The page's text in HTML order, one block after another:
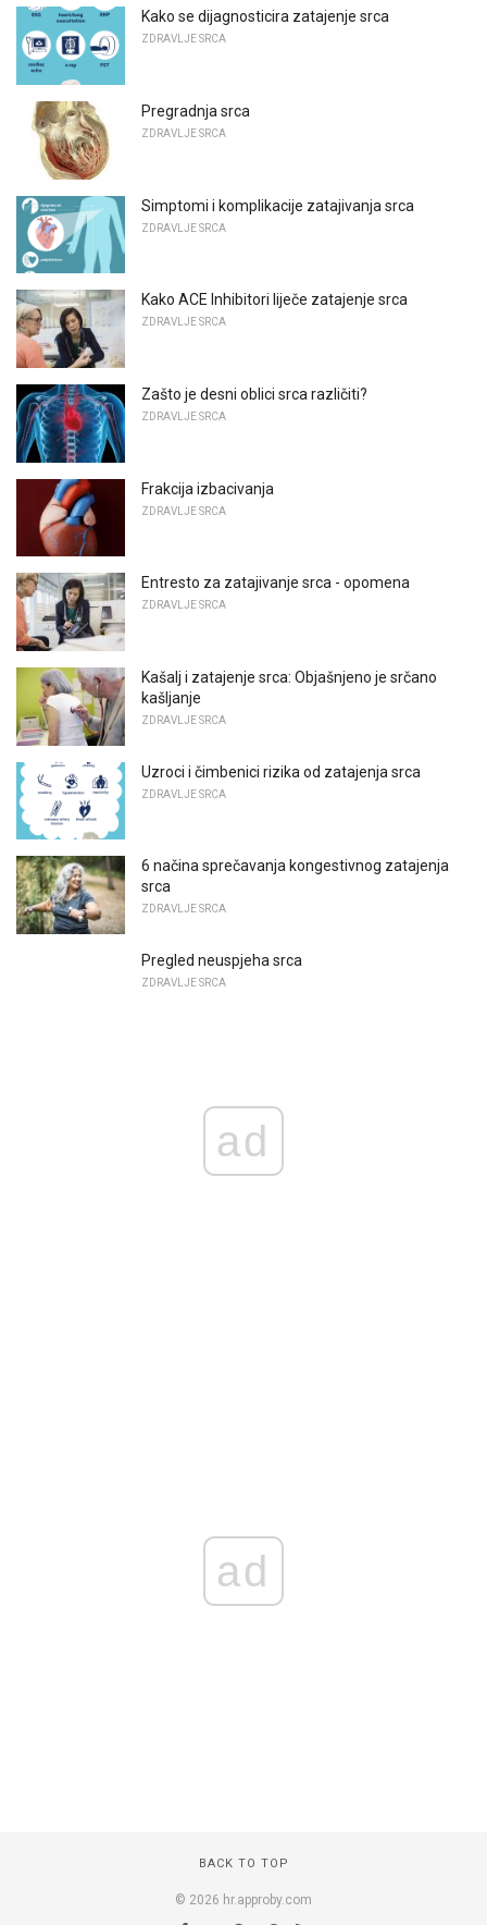
Kako se dijagnosticira zatajenje srca
ZDRAVLJE SRCA
Pregradnja srca
ZDRAVLJE SRCA
Simptomi i komplikacije zatajivanja srca
ZDRAVLJE SRCA
Kako ACE Inhibitori liječe zatajenje srca
ZDRAVLJE SRCA
Zašto je desni oblici srca različiti?
ZDRAVLJE SRCA
Frakcija izbacivanja
ZDRAVLJE SRCA
Entresto za zatajivanje srca - opomena
ZDRAVLJE SRCA
Kašalj i zatajenje srca: Objašnjeno je srčano
kašljanje
ZDRAVLJE SRCA
Uzroci i čimbenici rizika od zatajenja srca
ZDRAVLJE SRCA
6 načina sprečavanja kongestivnog zatajenja
srca
ZDRAVLJE SRCA
Pregled neuspjeha srca
ZDRAVLJE SRCA
ad
ad
BACK TO TOP
© 2026 hr.approby.com